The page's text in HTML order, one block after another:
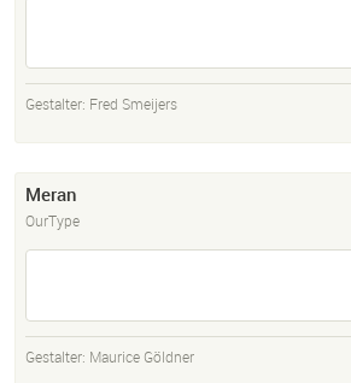
Gestalter: Fred Smeijers
Meran
OurType
Gestalter: Maurice Göldner